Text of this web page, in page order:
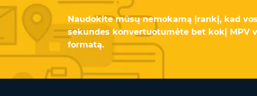
Naudokite mūsų nemokamą įrankį, kad
sekundes konvertuotumėte bet kokį MPV
formatą.